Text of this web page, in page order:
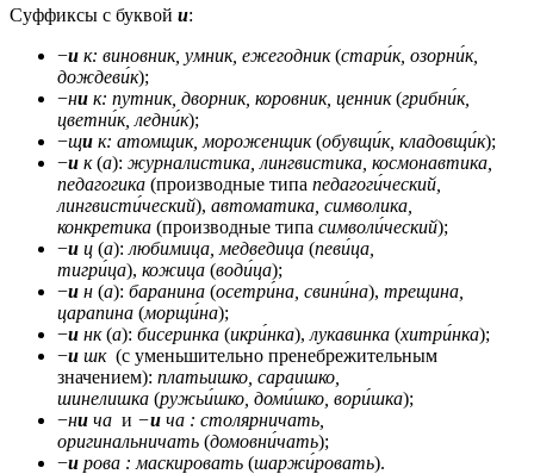
Суффиксы с буквой и:
−и к: виновник, умник, ежегодник(стари́к, озорни́к,
дождеви́к);
−ни к: путник, дворник, коровник, ценник(грибни́к,
цветни́к, ледни́к);
−щи к: атомщик, мороженщик(обувщи́к, кладовщи́к);
−и к(а): журналистика, лингвистика, космонавтика,
педагогика (производные типа педагоги́ческий,
лингвисти́ческий), автоматика, символика,
конкретика (производные типа символи́ческий);
−и ц (а): любимица, медведица (певи́ца,
тигри́ца), кожица (води́ца);
−и н (а): баранина (осетри́на, свини́на), трещина,
царапина (морщи́на);
−и нк(а): бисеринка (икри́нка), лукавинка (хитри́нка);
−и шк (с уменьшительно пренебрежительным
значением): платьишко, сараишко,
шинелишка (ружьи́шко, доми́шко, вори́шка);
−ни ча и −и ча : столярничать,
оригинальничать (домовни́чать);
−и рова : маскировать (шаржи́ровать).